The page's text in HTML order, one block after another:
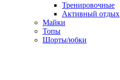
Тренировочные
Активный отдых
Майки
Топы
Шорты/юбки